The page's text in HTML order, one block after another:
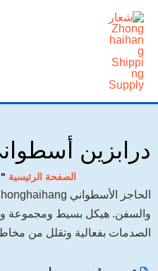
تخطي
المحتوى
درابزين
الصفحة الرئيسية "
والسفن. هيكل بسيط ومجموعة
الصدمات بفعالية وتقلل من